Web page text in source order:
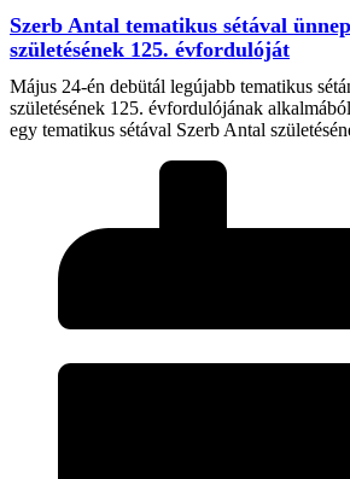
Szerb Antal tematikus sétával
születésének 125. évfordulóját
Május 24-én debütál legújabb tematikus
születésének 125. évfordulójának
egy tematikus sétával Szerb Antal